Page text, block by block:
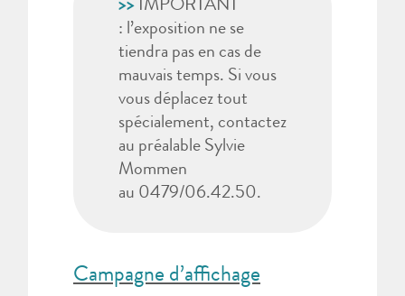
>> IMPORTANT
: l’exposition ne se
tiendra pas en cas de
mauvais temps. Si vous
vous déplacez tout
spécialement, contactez
au préalable Sylvie
Mommen
au 0479/06.42.50.
Campagne d’affichage